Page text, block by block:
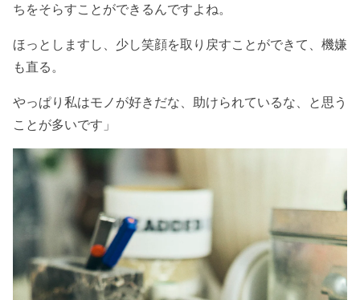
ちをそらすことができるんですよね。
ほっとしますし、少し笑顔を取り戻すことができて、機嫌
も直る。
やっぱり私はモノが好きだな、助けられているな、と思う
ことが多いです」